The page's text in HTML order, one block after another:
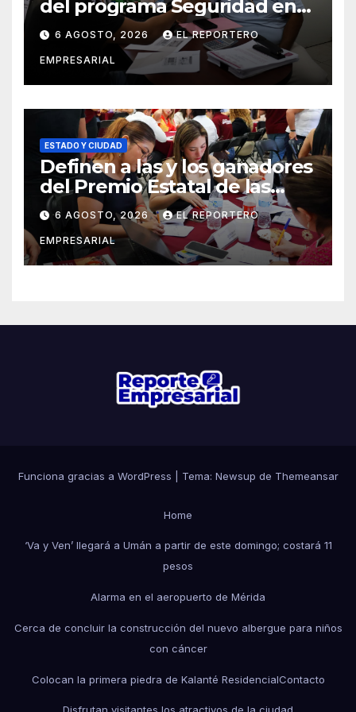
del programa Seguridad en
el Mar
6 AGOSTO, 2026 EL REPORTERO
EMPRESARIAL
ESTADO Y CIUDAD
Definen a las y los ganadores
del Premio Estatal de las
Juventudes 2026
6 AGOSTO, 2026 EL REPORTERO
EMPRESARIAL
Funciona gracias a WordPress Tema: Newsup de Themeansar
Home
‘Va y Ven’ llegará a Umán a partir de este domingo; costará 11
pesos
Alarma en el aeropuerto de Mérida
Cerca de concluir la construcción del nuevo albergue para niños
con cáncer
Colocan la primera piedra de Kalanté ResidencialContacto